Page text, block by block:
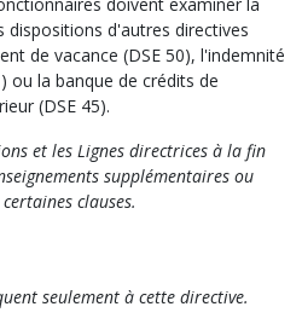
dispositions d'autres directives
de vacance (DSE 50), l'indemnité
ou la banque de crédits de
(DSE 45).
et les Lignes directrices à la fin
supplémentaires ou
clauses.
seulement à cette directive.